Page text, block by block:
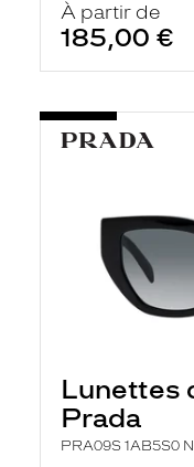
À partir de
185,00 €
Lunettes
Prada
PRA09S 1AB5S0